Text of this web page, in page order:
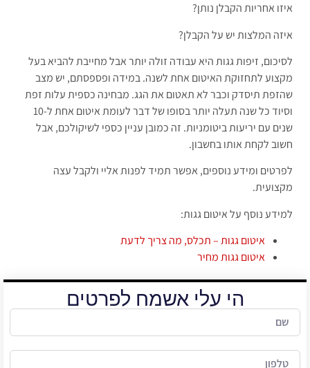
איזו אחריות הקבלן נותן?
איזה המלצות יש על הקבלן?
לסיכום, זיפות גגות היא עבודה זולה יותר אבל מחייבת להביא בעל
מקצוע לתחזוקת האיטום אחת לשנה. במידה ופספסתם, יש מצב
שהזפת תיסדק וכבר לא תאטום את הגג. מבחינה כספית עלות זפת
וסיוד כל שנה תעלה יותר בסופו של דבר לעומת איטום אחת ל-10
שנים עם יריעות ביטומניות. זה כמובן עניין כספי לשיקולכם, אבל
חשוב לקחת אותו בחשבון.
לפרטים ומידע נוספים, אפשר תמיד לפנות אליי ולקבל עצה
מקצועית.
למידע נוסף על איטום גגות:
איטום גגות – תכלס, מה צריך לדעת
איטום גגות מחיר
הי עלי אשמח לפרטים